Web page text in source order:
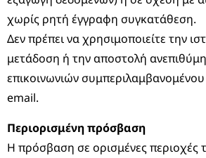
χωρίς ρητή έγγραφη συγκατάθεση.
Δεν πρέπει να χρησιμοποιείτε την
μετάδοση ή την αποστολή
επικοινωνιών
email.
Περιορισμένη πρόσβαση
Η πρόσβαση σε ορισμένες περιοχές